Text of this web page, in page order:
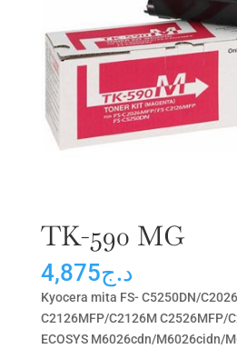
TK-590 MG
د.ج4,875
Kyocera mita FS- C5250DN/
C2126MFP/C2126M C2526MFP/
ECOSYS M6026cdn/M6026cidn/